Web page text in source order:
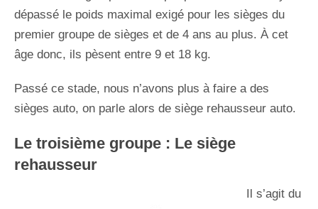
dépassé le poids maximal exigé pour les sièges du
premier groupe de sièges et de 4 ans au plus. À cet
âge donc, ils pèsent entre 9 et 18 kg.
Passé ce stade, nous n’avons plus à faire a des
sièges auto, on parle alors de siège rehausseur auto.
Le troisième groupe : Le siège
rehausseur
Il s’agit du